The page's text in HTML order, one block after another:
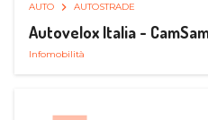
AUTO AUTOSTRADE
Autovelox Italia -
Infomobilità